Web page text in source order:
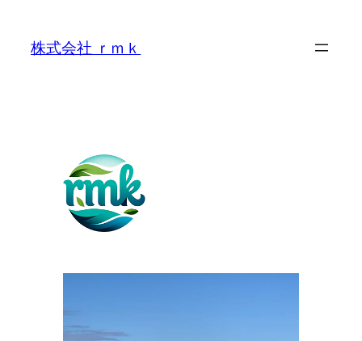
株式会社 ｒｍｋ